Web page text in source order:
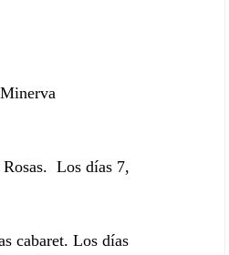
Los días 7,
cabaret. Los días